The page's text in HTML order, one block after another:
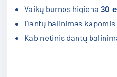
Vaikų burnos higiena 30
Dantų balinimas kapomis
Kabinetinis dantų